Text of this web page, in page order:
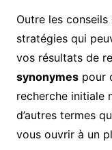
Outre les conseils
stratégies qui
vos résultats de
synonymespour
recherche initiale
d’autres termes
vous ouvrir à un